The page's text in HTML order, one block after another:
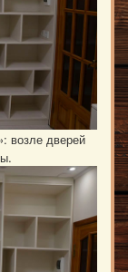
возле дверей